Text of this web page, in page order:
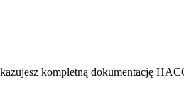
kompletną dokumentację